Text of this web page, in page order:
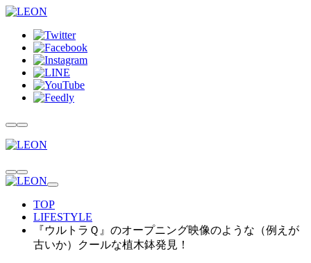
TOP
LIFESTYLE
『ウルトラＱ』のオープニング映像のような（例えが
古いか）クールな植木鉢発見！